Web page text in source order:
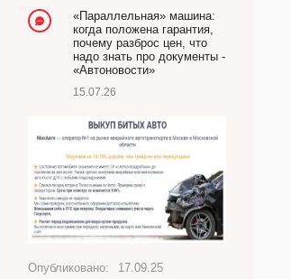
«Параллельная» машина:
когда положена гарантия,
почему разброс цен, что
надо знать про документы -
«Автоновости»
15.07.26
17.09.25